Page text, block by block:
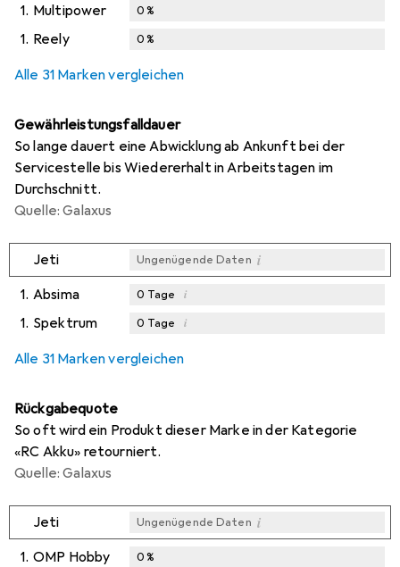
1. Multipower 0%
1. Reely 0%
Alle 31 Marken vergleichen
Gewährleistungsfalldauer
So lange dauert eine Abwicklung ab Ankunft bei der
Servicestelle bis Wiedererhalt in Arbeitstagen im
Durchschnitt.
Quelle: Galaxus
Jeti Ungenügende Daten i
1. Absima 0 Tage i
1. Spektrum 0 Tage i
Alle 31 Marken vergleichen
Rückgabequote
So oft wird ein Produkt dieser Marke in der Kategorie
«RC Akku» retourniert.
Quelle: Galaxus
Jeti Ungenügende Daten i
1. OMP Hobby 0%